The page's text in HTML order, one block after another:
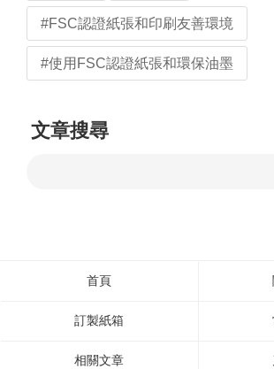
#FSC認證紙張和印刷友善環境
#使用FSC認證紙張和環保油墨
文章搜尋
首頁
訂製紙箱
相關文章